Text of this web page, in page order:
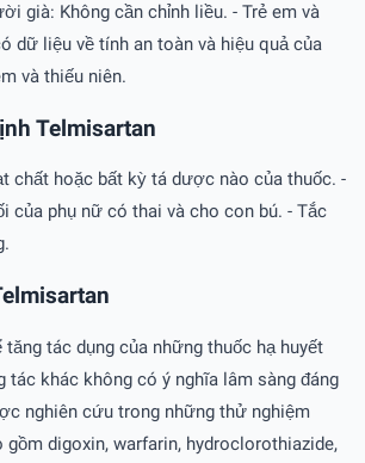
già: Không cần chỉnh liều. - Trẻ em và
dữ liệu về tính an toàn và hiệu quả của
và thiếu niên.
Telmisartan
chất hoặc bất kỳ tá dược nào của thuốc. -
của phụ nữ có thai và cho con bú. - Tắc
tác dụng của những thuốc hạ huyết
tác khác không có ý nghĩa lâm sàng đáng
nghiên cứu trong những thử nghiệm
gồm digoxin, warfarin, hydroclorothiazide,